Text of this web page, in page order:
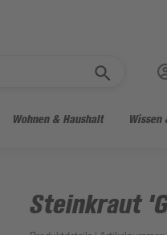
Wohnen & Haushalt Wissen
Steinkraut